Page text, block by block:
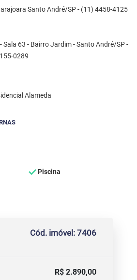
Santo André/SP - (11) 4458-4125
Sala 63 - Bairro Jardim - Santo André/SP -
0289
Alameda
Piscina
Cód. imóvel: 7406
R$ 2.890,00